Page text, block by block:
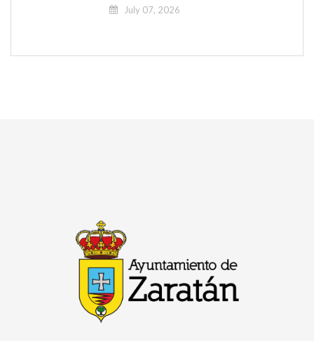
July 07, 2026